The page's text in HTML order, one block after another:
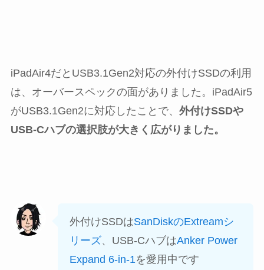
iPadAir4だとUSB3.1Gen2対応の外付けSSDの利用
は、オーバースペックの面がありました。iPadAir5
がUSB3.1Gen2に対応したことで、 外付けSSDや
USB-Cハブの選択肢が大きく広がりました。
外付けSSDはSanDiskのExtreamシ
リーズ、USB-CハブはAnker Power
Expand 6-in-1を愛用中です